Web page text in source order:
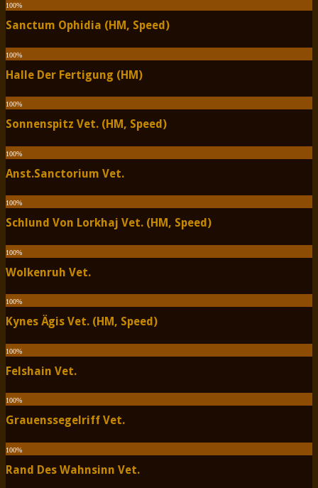
100%
Sanctum Ophidia (HM, Speed)
100%
Halle Der Fertigung (HM)
100%
Sonnenspitz Vet. (HM, Speed)
100%
Anst.Sanctorium Vet.
100%
Schlund Von Lorkhaj Vet. (HM, Speed)
100%
Wolkenruh Vet.
100%
Kynes Ägis Vet. (HM, Speed)
100%
Felshain Vet.
100%
Grauenssegelriff Vet.
100%
Rand Des Wahnsinn Vet.